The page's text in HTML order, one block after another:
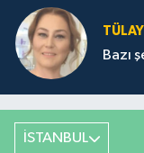
Bazı
İSTANBUL